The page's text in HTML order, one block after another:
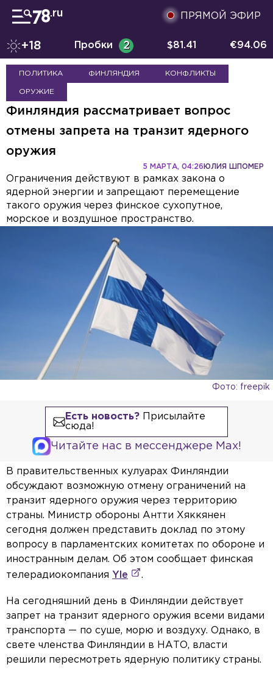
ПРЯМОЙ ЭФИР
+18 Пробки 2 $81.41 €94.06
ПОЛИТИКА ФИНЛЯНДИЯ КОНФЛИКТЫ
ОРУЖИЕ
Финляндия рассматривает вопрос
отмены запрета на транзит ядерного
оружия
ЮЛИЯ ШПОМЕР
5 МАРТА, 04:26
Ограничения действуют в рамках закона о
ядерной энергии и запрещают перемещение
такого оружия через финское сухопутное,
морское и воздушное пространство.
Фото: freepik
Есть новость?Присылайте
сюда!
Читайте нас в мессенджере Max!
В правительственных кулуарах Финляндии
обсуждают возможную отмену ограничений на
транзит ядерного оружия через территорию
страны. Министр обороны Антти Хяккянен
сегодня должен представить доклад по этому
вопросу в парламентских комитетах по обороне и
иностранным делам. Об этом сообщает финская
телерадиокомпания Yle .
На сегодняшний день в Финляндии действует
запрет на транзит ядерного оружия всеми видами
транспорта — по суше, морю и воздуху. Однако, в
свете членства Финляндии в НАТО, власти
решили пересмотреть ядерную политику страны.